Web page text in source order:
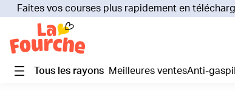
Faites vos courses plus rapidement en
Tous les rayons Meilleures ventes Anti-gaspi